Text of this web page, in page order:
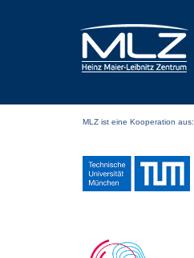
MLZ ist eine Kooperation aus: